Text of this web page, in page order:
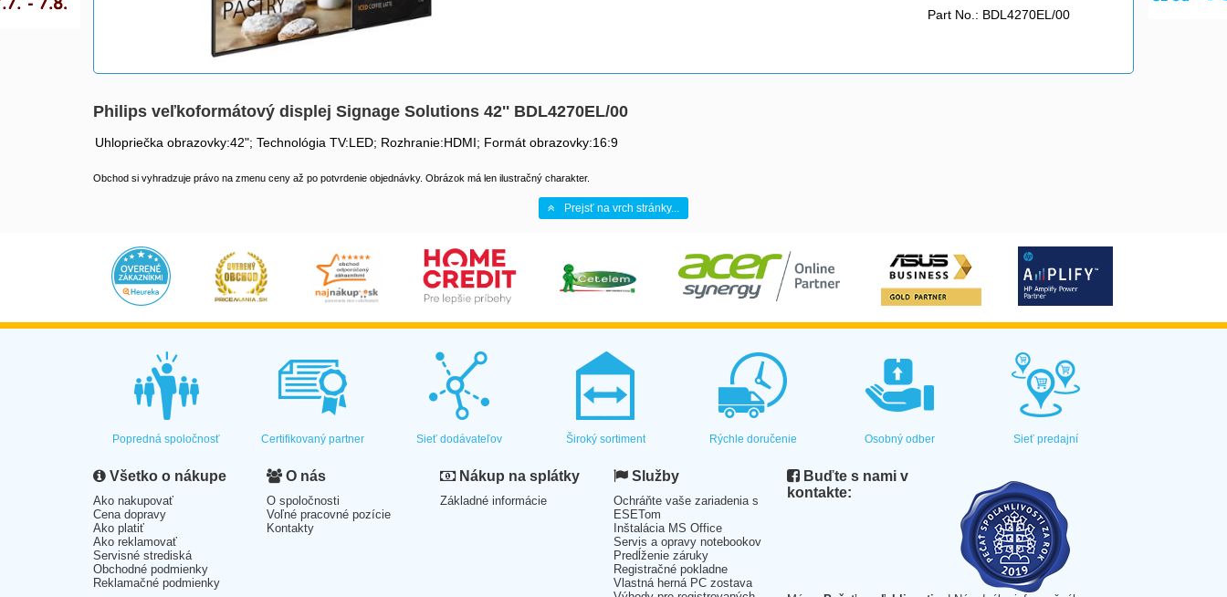
Part No.: BDL4270EL/00
Philips veľkoformátový displej Signage Solutions 42'' BDL4270EL/00
Uhlopriečka obrazovky:42"; Technológia TV:LED; Rozhranie:HDMI; Formát obrazovky:16:9
Obchod si vyhradzuje právo na zmenu ceny až po potvrdenie objednávky. Obrázok má len ilustračný charakter.
Prejsť na vrch stránky...
Popredná spoločnosť Certifikovaný partner Sieť dodávateľov Široký sortiment Rýchle doručenie Osobný odber Sieť predajní
Všetko o nákupe
Ako nakupovať
Cena dopravy
Ako platiť
Ako reklamovať
Servisné strediská
Obchodné podmienky
Reklamačné podmienky
O nás
O spoločnosti
Voľné pracovné pozície
Kontakty
Nákup na splátky
Základné informácie
Služby
Ochráňte vaše zariadenia s
ESETom
Inštalácia MS Office
Servis a opravy notebookov
Predĺženie záruky
Registračné pokladne
Vlastná herná PC zostava
Buďte s nami v
kontakte: